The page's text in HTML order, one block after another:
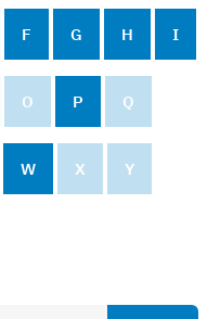
F G H I
O P Q
W X Y